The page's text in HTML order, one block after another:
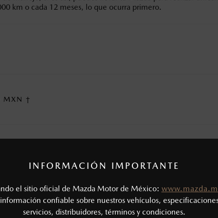
INFORMACIÓN IMPORTANTE
el sitio oficial de Mazda Motor de México:
confiable sobre nuestros vehículos,
servicios, distribuidores, términos y condiciones.
km o cada 12 meses, lo que ocurra primero.
nivel de mantenimiento. El precio refleja el uso de aceite
IVA, mano de obra y refacciones. Sujetos a cambio sin
de mantenimiento es de +/- 1,000 km o +/- 1 mes,
meses. Realizar el mantenimiento programado fuera de
- $3,050.00 MXN †
de aceite
de aceite